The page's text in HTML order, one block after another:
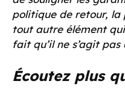
politique de retour, la
tout autre élément
fait qu’il ne s’agit
Écoutez plus